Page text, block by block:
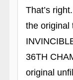
That’s
the original
36TH
original